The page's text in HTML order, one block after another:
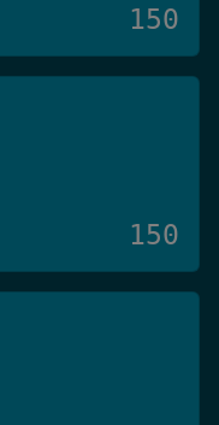
150
150